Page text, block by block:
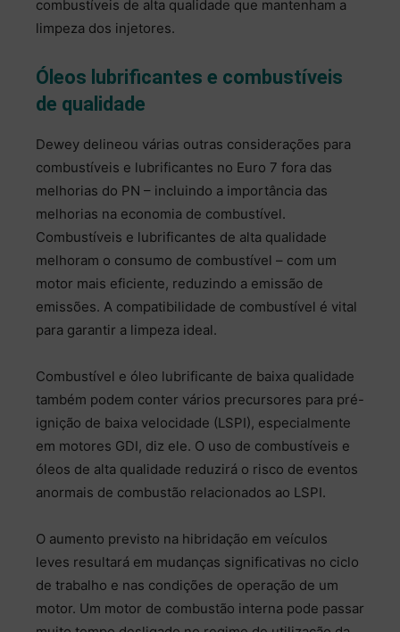
combustíveis de alta qualidade que mantenham a
limpeza dos injetores.
Óleos lubrificantes e combustíveis
de qualidade
Dewey delineou várias outras considerações para
combustíveis e lubrificantes no Euro 7 fora das
melhorias do PN – incluindo a importância das
melhorias na economia de combustível.
Combustíveis e lubrificantes de alta qualidade
melhoram o consumo de combustível – com um
motor mais eficiente, reduzindo a emissão de
emissões. A compatibilidade de combustível é vital
para garantir a limpeza ideal.
Combustível e óleo lubrificante de baixa qualidade
também podem conter vários precursores para pré-
ignição de baixa velocidade (LSPI), especialmente
em motores GDI, diz ele. O uso de combustíveis e
óleos de alta qualidade reduzirá o risco de eventos
anormais de combustão relacionados ao LSPI.
O aumento previsto na hibridação em veículos
leves resultará em mudanças significativas no ciclo
de trabalho e nas condições de operação de um
motor. Um motor de combustão interna pode passar